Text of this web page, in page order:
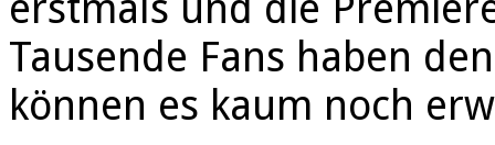
Tausende Fans haben
können es kaum noch